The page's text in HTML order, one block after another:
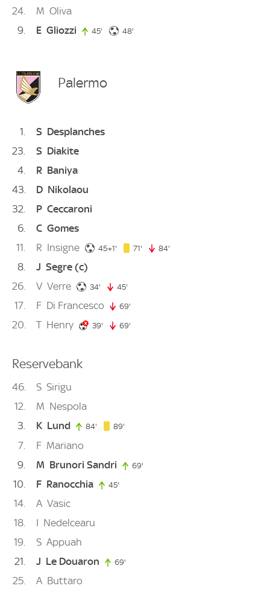
24 M Oliva
9
E Gliozzi 45' 45. minute
48'
Palermo
1 S Desplanches
23
S Diakite
4
R Baniya
43
D Nikolaou
32
P Ceccaroni
6
C Gomes
11
R Insigne 45+1' 46. minute
71' 71. minute
84'
8 J Segre (c)
26
V Verre 34' 34. minute
45'
17 F Di Francesco 69'
20 T Henry 39' 39. minute
69'
Reservebank
46 S Sirigu
12
M Nespola
3
K Lund 84' 84. minute
89'
7 F Mariano
9
M Brunori Sandri 69'
10 F Ranocchia 45'
14 A Vasic
18
I Nedelcearu
19
S Appuah
21
J Le Douaron 69'
25 A Buttaro